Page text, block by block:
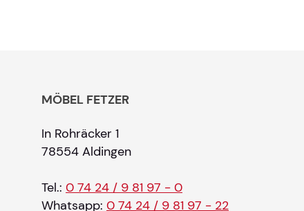
MÖBEL FETZER
In Rohräcker 1
78554 Aldingen
Tel.: 0 74 24 / 9 81 97 - 0
Whatsapp: 0 74 24 / 9 81 97 - 22